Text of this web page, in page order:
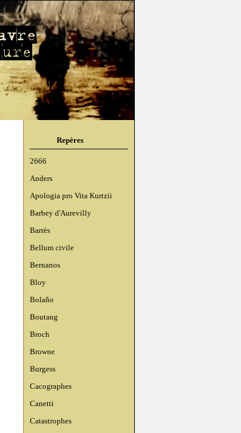
Repères
2666
Anders
Apologia pro Vita Kurtzii
Barbey d'Aurevilly
Barrès
Bellum civile
Bernanos
Bloy
Bolaño
Boutang
Broch
Browne
Burgess
Cacographes
Canetti
Catastrophes